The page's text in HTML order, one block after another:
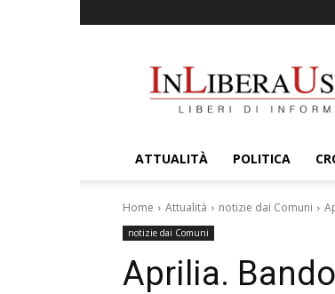
ATTUALITÀ POLITICA
Home Attualità notizie dai Comuni
notizie dai Comuni
Aprilia.